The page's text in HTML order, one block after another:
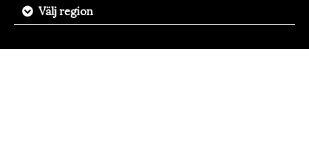
Välj region